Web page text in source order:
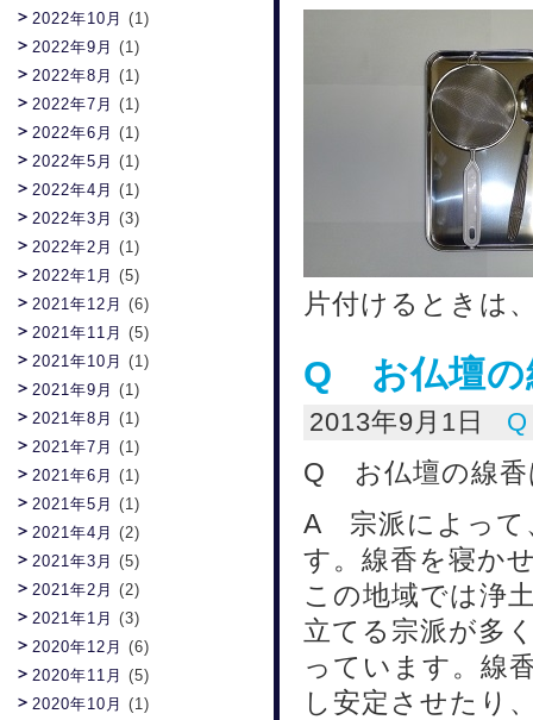
片付けるときは
Q お仏壇の
2013年9月1日
Q お仏壇の線香
A 宗派によって
す。線香を寝か
この地域では浄
立てる宗派が多
っています。線
し安定させたり
2022年10月 (1)
2022年9月 (1)
2022年8月 (1)
2022年7月 (1)
2022年6月 (1)
2022年5月 (1)
2022年4月 (1)
2022年3月 (3)
2022年2月 (1)
2022年1月 (5)
2021年12月 (6)
2021年11月 (5)
2021年10月 (1)
2021年9月 (1)
2021年8月 (1)
2021年7月 (1)
2021年6月 (1)
2021年5月 (1)
2021年4月 (2)
2021年3月 (5)
2021年2月 (2)
2021年1月 (3)
2020年12月 (6)
2020年11月 (5)
2020年10月 (1)